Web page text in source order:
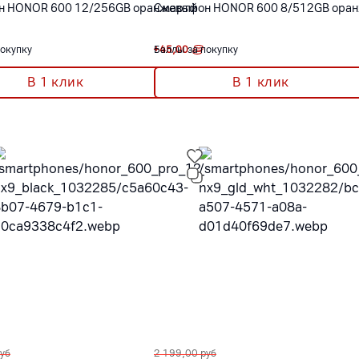
HONOR 600 12/256GB оранжевый
+45,00
В 1 клик
Смартфон HONOR 600 8/512GB
Баллы за покупку
В 1 клик
2 199,00 руб